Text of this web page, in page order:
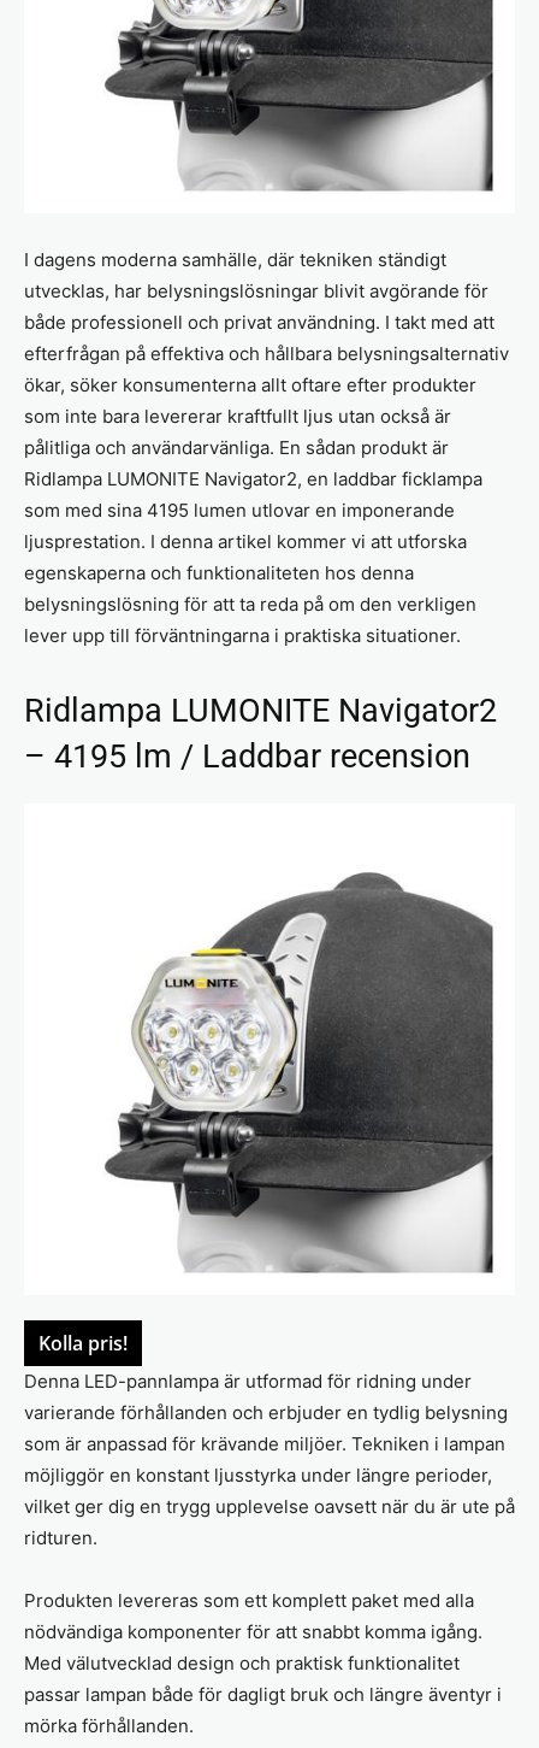
I dagens moderna samhälle, där tekniken ständigt
utvecklas, har belysningslösningar blivit avgörande för
både professionell och privat användning. I takt med att
efterfrågan på effektiva och hållbara belysningsalternativ
ökar, söker konsumenterna allt oftare efter produkter
som inte bara levererar kraftfullt ljus utan också är
pålitliga och användarvänliga. En sådan produkt är
Ridlampa LUMONITE Navigator2, en laddbar ficklampa
som med sina 4195 lumen utlovar en imponerande
ljusprestation. I denna artikel kommer vi att utforska
egenskaperna och funktionaliteten hos denna
belysningslösning för att ta reda på om den verkligen
lever upp till förväntningarna i praktiska situationer.
Ridlampa LUMONITE Navigator2
– 4195 lm / Laddbar recension
Kolla pris!
Denna LED-pannlampa är utformad för ridning under
varierande förhållanden och erbjuder en tydlig belysning
som är anpassad för krävande miljöer. Tekniken i lampan
möjliggör en konstant ljusstyrka under längre perioder,
vilket ger dig en trygg upplevelse oavsett när du är ute på
ridturen.
Produkten levereras som ett komplett paket med alla
nödvändiga komponenter för att snabbt komma igång.
Med välutvecklad design och praktisk funktionalitet
passar lampan både för dagligt bruk och längre äventyr i
mörka förhållanden.